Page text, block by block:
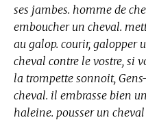
ses jambes. homme de
emboucher un cheval.
au galop. courir, galopper
cheval contre le vostre, si
la trompette sonnoit,
cheval. il embrasse bien
haleine. pousser un